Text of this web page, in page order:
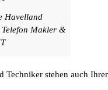
Havelland
Makler &
Techniker stehen auch